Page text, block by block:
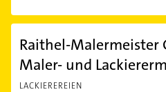
Raithel-Malermeister
Maler- und
LACKIEREREIEN